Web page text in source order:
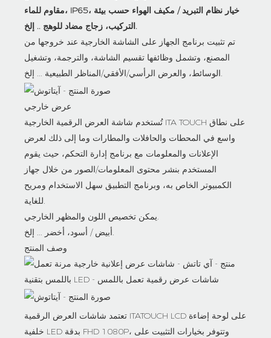
مقاوم للماء، IP65، خيار نظام التبريد / مكيف الهواء حسب بيئة
التركيب، زجاج مضاد للوهج .. إلخ.
تم تثبيت برنامج الجهاز على الشاشة الخارجية عند خروجها من
المصنع، وتشمل وظائفها تقسيم الشاشة، والترجمة، وتشغيل
الوسائط، والعرض الرأسي/الأفقي/المناظر الطبيعية ... إلخ.
عرض خارجي
تُستخدم شاشة العرض الرقمية الخارجية ITA TOUCH على نطاق
واسع في المحطات والحافلات والمطارات وما إلى ذلك لعرض
الإعلانات والمعلومات مع برنامج إدارة التحكم، حيث يقوم
المستخدم بنشر محتوى المعلومات/الصور من خلال جهاز
الكمبيوتر الخاص به، وبرنامج التطبيق سهل الاستخدام ومريح
للغاية.
يمكن تخصيص اللون والمظهر الخارجي.
أبيض / أسود، أخضر ... إلخ.
وصف المنتج
تعتمد شاشات العرض الرقمية ITATOUCH LCD على لوحة إضاءة
خلفية LED بدقة FHD 1080P، وتتوفر بخيارات التثبيت على